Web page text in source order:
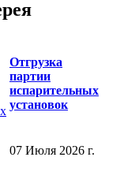
Отгрузка
партии
испарительных
установок
07 Июля 2026 г.